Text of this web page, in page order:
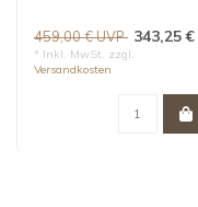
459,00 € UVP 343,25 €
* Inkl. MwSt. zzgl.
Versandkosten